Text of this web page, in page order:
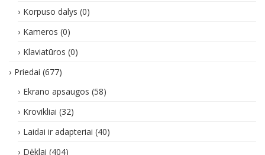
Korpuso dalys (0)
Kameros (0)
Klaviatūros (0)
Priedai (677)
Ekrano apsaugos (58)
Krovikliai (32)
Laidai ir adapteriai (40)
Dėklai (404)